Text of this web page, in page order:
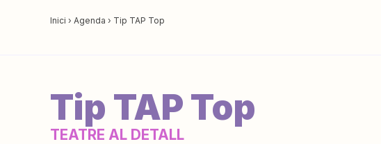
Inici › Agenda › Tip TAP Top
Tip TAP Top
TEATRE AL DETALL